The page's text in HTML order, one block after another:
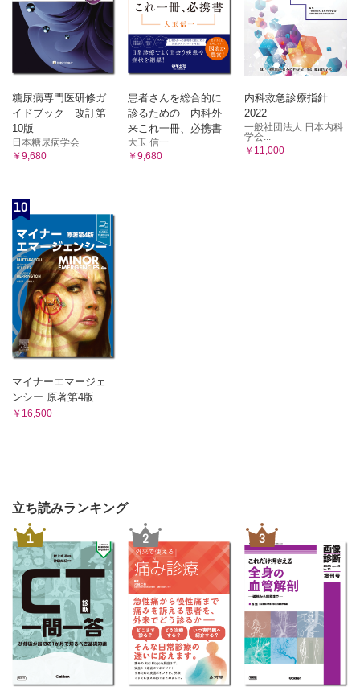
糖尿病専門医研修ガ
イドブック 改訂第
10版
日本糖尿病学会
￥9,680
患者さんを総合的に
診るための 内科外
来これ一冊、必携書
大玉 信一
￥9,680
内科救急診療指針
2022
一般社団法人 日本内科
学会...
￥11,000
10
マイナーエマージェ
ンシー 原著第4版
￥16,500
立ち読みランキング
1 2 3